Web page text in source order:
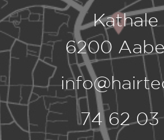
Kathale
6200
74 62 03